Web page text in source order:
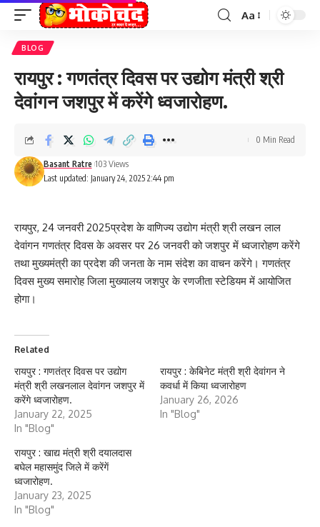
Font
Aa
BLOG
रायपुर : गणतंत्र दिवस पर उद्योग मंत्री श्री
देवांगन जशपुर में करेंगे ध्वजारोहण.
Last updated: January 24, 2025 2:44 pm
Basant Ratre 103 Views
0 Min Read
रायपुर, 24 जनवरी 2025प्रदेश के वाणिज्य उद्योग मंत्री श्री लखन लाल
देवांगन गणतंत्र दिवस के अवसर पर 26 जनवरी को जशपुर में ध्वजारोहण करेंगे
तथा मुख्यमंत्री का प्रदेश की जनता के नाम संदेश का वाचन करेंगे। गणतंत्र
दिवस मुख्य समारोह जिला मुख्यालय जशपुर के रणजीता स्टेडियम में आयोजित
होगा।
Related
रायपुर : गणतंत्र दिवस पर उद्योग
मंत्री श्री लखनलाल देवांगन जशपुर में
करेंगे ध्वजारोहण.
January 22, 2025
In "Blog"
रायपुर : केबिनेट मंत्री श्री देवांगन ने
कवर्धा में किया ध्वजारोहण
January 26, 2026
In "Blog"
रायपुर : खाद्य मंत्री श्री दयालदास
बघेल महासमुंद जिले में करेंगें
ध्वजारोहण.
January 23, 2025
In "Blog"